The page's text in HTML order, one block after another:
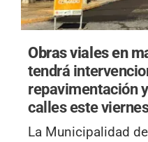
Obras viales en
tendrá
repavimentación
calles este
La Municipalidad